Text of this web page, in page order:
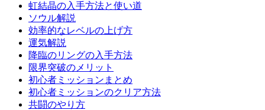
虹結晶の入手方法と使い道
ソウル解説
効率的なレベルの上げ方
運気解説
降臨のリングの入手方法
限界突破のメリット
初心者ミッションまとめ
初心者ミッションのクリア方法
共闘のやり方